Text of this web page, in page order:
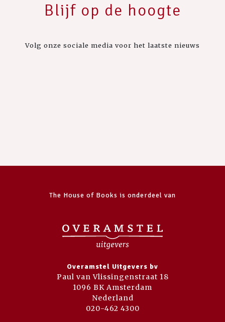
Blijf op de hoogte
Volg onze sociale media voor het laatste nieuws
The House of Books is onderdeel van
Overamstel Uitgevers bv
Paul van Vlissingenstraat 18
1096 BK Amsterdam
Nederland
020-462 4300